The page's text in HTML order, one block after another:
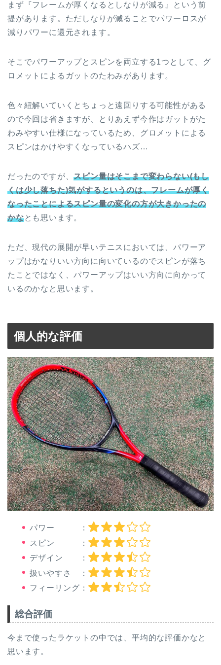
まず『フレームが厚くなるとしなりが減る』という前
提があります。ただしなりが減ることでパワーロスが
減りパワーに還元されます。
そこでパワーアップとスピンを両立する1つとして、グ
ロメットによるガットのたわみがあります。
色々紐解いていくとちょっと遠回りする可能性がある
ので今回は省きますが、とりあえず今作はガットがた
わみやすい仕様になっているため、グロメットによる
スピンはかけやすくなっているハズ…
だったのですが、スピン量はそこまで変わらない(もし
くは少し落ちた)気がするというのは、フレームが厚く
なったことによるスピン量の変化の方が大きかったの
かなとも思います。
ただ、現代の展開が早いテニスにおいては、パワーア
ップはかなりいい方向に向いているのでスピンが落ち
たことではなく、パワーアップはいい方向に向かって
いるのかなと思います。
個人的な評価
パワー ：
スピン ：
デザイン ：
扱いやすさ ：
フィーリング：
総合評価
今まで使ったラケットの中では、平均的な評価かなと
思います。